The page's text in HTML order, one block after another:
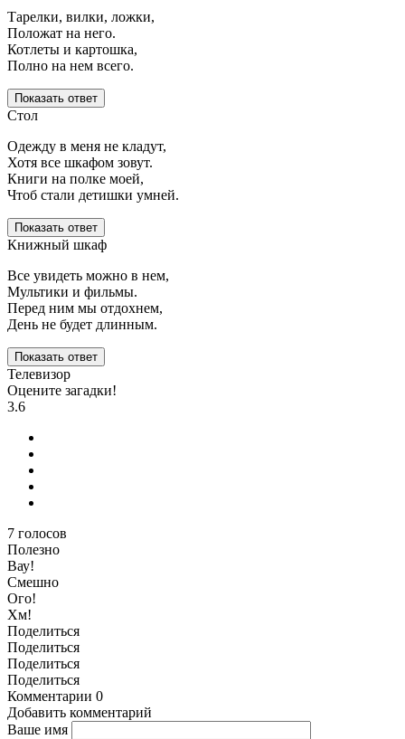
Тарелки, вилки, ложки,
Положат на него.
Котлеты и картошка,
Полно на нем всего.
Показать ответ
Стол
Одежду в меня не кладут,
Хотя все шкафом зовут.
Книги на полке моей,
Чтоб стали детишки умней.
Показать ответ
Книжный шкаф
Все увидеть можно в нем,
Мультики и фильмы.
Перед ним мы отдохнем,
День не будет длинным.
Показать ответ
Телевизор
Оцените загадки!
3.6
7 голосов
Полезно
Вау!
Смешно
Ого!
Хм!
Поделиться
Поделиться
Поделиться
Поделиться
Комментарии 0
Добавить комментарий
Ваше имя